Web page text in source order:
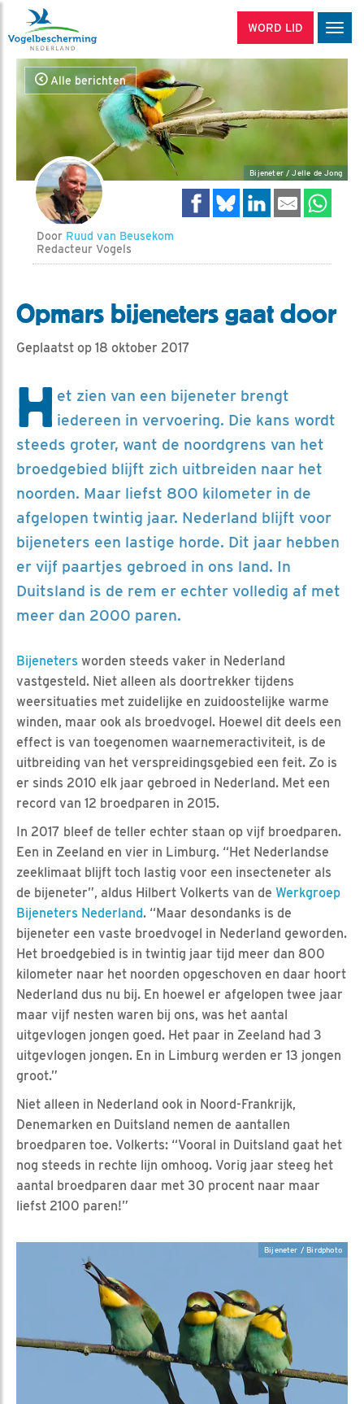
WORD LID
Alle berichten
Bijeneter / Jelle de Jong
Door Ruud van Beusekom
Redacteur Vogels
Opmars bijeneters gaat door
Geplaatst op 18 oktober 2017
H et zien van een bijeneter brengt
iedereen in vervoering. Die kans wordt
steeds groter, want de noordgrens van het
broedgebied blijft zich uitbreiden naar het
noorden. Maar liefst 800 kilometer in de
afgelopen twintig jaar. Nederland blijft voor
bijeneters een lastige horde. Dit jaar hebben
er vijf paartjes gebroed in ons land. In
Duitsland is de rem er echter volledig af met
meer dan 2000 paren.
Bijeneters worden steeds vaker in Nederland
vastgesteld. Niet alleen als doortrekker tijdens
weersituaties met zuidelijke en zuidoostelijke warme
winden, maar ook als broedvogel. Hoewel dit deels een
effect is van toegenomen waarnemeractiviteit, is de
uitbreiding van het verspreidingsgebied een feit. Zo is
er sinds 2010 elk jaar gebroed in Nederland. Met een
record van 12 broedparen in 2015.
In 2017 bleef de teller echter staan op vijf broedparen.
Een in Zeeland en vier in Limburg. “Het Nederlandse
zeeklimaat blijft toch lastig voor een insecteneter als
de bijeneter”, aldus Hilbert Volkerts van de Werkgroep
Bijeneters Nederland. “Maar desondanks is de
bijeneter een vaste broedvogel in Nederland geworden.
Het broedgebied is in twintig jaar tijd meer dan 800
kilometer naar het noorden opgeschoven en daar hoort
Nederland dus nu bij. En hoewel er afgelopen twee jaar
maar vijf nesten waren bij ons, was het aantal
uitgevlogen jongen goed. Het paar in Zeeland had 3
uitgevlogen jongen. En in Limburg werden er 13 jongen
groot.”
Niet alleen in Nederland ook in Noord-Frankrijk,
Denemarken en Duitsland nemen de aantallen
broedparen toe. Volkerts: “Vooral in Duitsland gaat het
nog steeds in rechte lijn omhoog. Vorig jaar steeg het
aantal broedparen daar met 30 procent naar maar
liefst 2100 paren!”
Bijeneter / Birdphoto